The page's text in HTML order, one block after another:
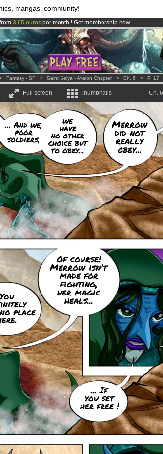
mangas, community!
3.95 euros per month ! Get membership now
and 1208comics & mangas!.
LIVE!.
Fantasy - SF > Saint Seiya - Avalon Chapter > Ch. 6 > P. 17
Full screen Thumbnails Ch. 6
… And we,
poor
soldiers,
we
have
no other
choice but
to obey...
Merrow
did not
really
obey...
You
place
Of course!
Merrow isn't
made for
fighting,
her magic
heals...
... If
you set
her free !